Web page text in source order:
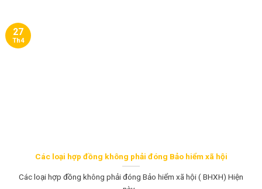
Các loại hợp đồng không phải đóng Bảo hiểm xã hội
Các loại hợp đồng không phải đóng Bảo hiểm xã hội ( BHXH) Hiện
27
Th4